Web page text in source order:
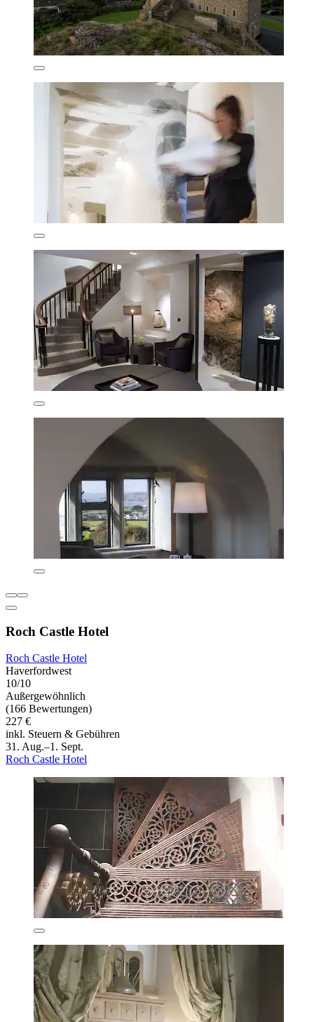
Roch Castle Hotel
Roch Castle Hotel
Haverfordwest
10/10
Außergewöhnlich
(166 Bewertungen)
227 €
inkl. Steuern & Gebühren
31. Aug.–1. Sept.
Roch Castle Hotel